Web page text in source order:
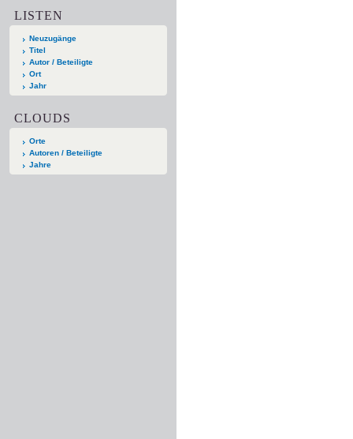
LISTEN
Neuzugänge
Titel
Autor / Beteiligte
Ort
Jahr
CLOUDS
Orte
Autoren / Beteiligte
Jahre